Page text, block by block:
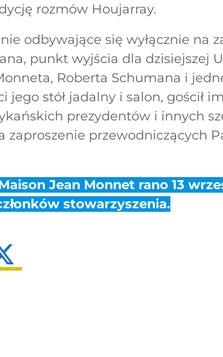
rozmów Houjarray.
odbywające się wyłącznie na
punkt wyjścia dla dzisiejszej
Roberta Schumana i
jego stół jadalny i salon, gościł
prezydentów i innych
zaproszenie przewodniczących
Jean Monnet rano 13
stowarzyszenia.